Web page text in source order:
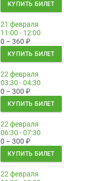
КУПИТЬ БИЛЕТ
21 февраля
11:00 - 12:00
0 – 360 ₽
КУПИТЬ БИЛЕТ
22 февраля
03:30 - 04:30
0 – 300 ₽
КУПИТЬ БИЛЕТ
22 февраля
06:30 - 07:30
0 – 300 ₽
КУПИТЬ БИЛЕТ
22 февраля